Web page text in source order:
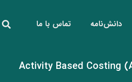
دانش‌نامه تماس با ما